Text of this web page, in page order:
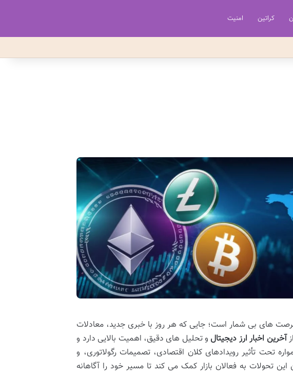
کراتین امنیت
فرصت های بی شمار است؛ جایی که هر روز با خبری جدید، معادلات
آخرین اخبار ارز دیجیتال و تحلیل های دقیق، اهمیت بالایی دارد و
تحت تأثیر رویدادهای کلان اقتصادی، تصمیمات رگولاتوری، و
تحولات به فعالان بازار کمک می کند تا مسیر خود را آگاهانه